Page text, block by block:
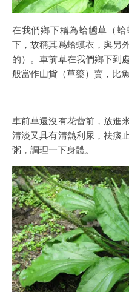
在我們鄉下稱為蛤乸草（
下，故稱其爲蛤蟆衣，與另
的）。車前草在我們鄉下到
般當作山貨（草藥）賣，比
車前草還沒有花蕾前，放進
清淡又具有清熱利尿，祛痰
粥，調理一下身體。